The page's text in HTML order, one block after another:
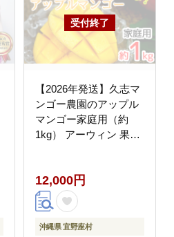
【2026年発送】久志マ
ンゴー農園のアップル
マンゴー家庭用（約
1kg） アーウィン 果物
お気に入り 美味しい 人
気 おすすめ フルーツ
沖縄県 先行予約 食品
デザート 産地直送 送料
12,000円
沖縄県 宜野座村